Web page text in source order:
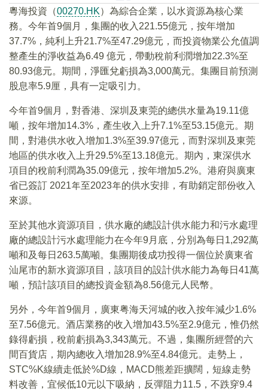
粵海投資（00270.HK）為綜合企業，以水資源為核心業
務。今年首9個月，集團的收入221.55億元，按年增加
37.7%，純利上升21.7%至47.29億元，而投資物業公允值調
整產生的淨收益為6.49 億元，帶動稅前利潤增加22.3%至
80.93億元。期間，淨匯兌虧損為3,000萬元。集團目前預測
股息率5.9厘，具有一定吸引力。
今年首9個月，對香港、深圳及東莞的總供水量為19.11億
噸，按年增加14.3%，產生收入上升7.1%至53.15億元。期
間，對港供水收入增加1.3%至39.97億元，而對深圳及東莞
地區的供水收入上升29.5%至13.18億元。期內，東深供水
項目的稅前利潤為35.09億元，按年增加5.2%。港府與廣東
省已簽訂 2021年至2023年的供水安排，有助銷定部份收入
來源。
至於其他水資源項目，供水廠的總設計供水能力和污水處理
廠的總設計污水處理能力在今年9月底，分別為每日1,292萬
噸和及每日263.5萬噸。集團期後成功投得一個位於廣東省
汕尾市的新水資源項目，該項目的設計供水能力為每日41萬
噸，預計該項目的總投資金額為8.56億元人民幣。
另外，今年首9個月，廣東粤海天河城的收入按年減少1.6%
至7.56億元。酒店業務的收入增加43.5%至2.9億元，惟仍然
錄得虧損，稅前虧損為3,343萬元。不過，集團所經營的六
間百貨店，期內總收入增加28.9%至4.84億元。走勢上，
STC%K線續走低於%D線，MACD熊差距擴闊，短線走勢
料改善，宜候低10元以下吸納，反彈阻力11.5，不跌穿9.4